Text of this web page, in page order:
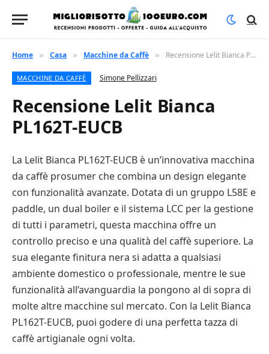
Home » Casa » Macchine da Caffè » Recensione Lelit Bianca PL162T-EUCB
MACCHINE DA CAFFÈ Simone Pellizzari
Recensione Lelit Bianca
PL162T-EUCB
La Lelit Bianca PL162T-EUCB è un’innovativa macchina
da caffè prosumer che combina un design elegante
con funzionalità avanzate. Dotata di un gruppo L58E e
paddle, un dual boiler e il sistema LCC per la gestione
di tutti i parametri, questa macchina offre un
controllo preciso e una qualità del caffè superiore. La
sua elegante finitura nera si adatta a qualsiasi
ambiente domestico o professionale, mentre le sue
funzionalità all’avanguardia la pongono al di sopra di
molte altre macchine sul mercato. Con la Lelit Bianca
PL162T-EUCB, puoi godere di una perfetta tazza di
caffè artigianale ogni volta.